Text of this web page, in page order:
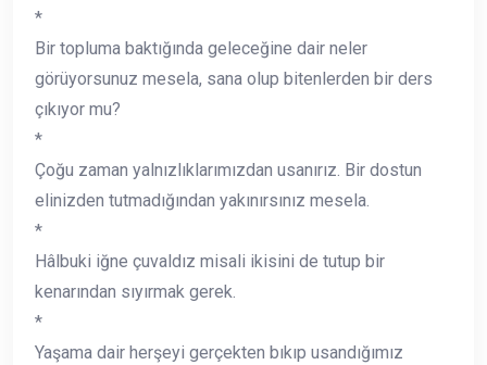
*
Bir topluma baktığında geleceğine dair neler
görüyorsunuz mesela, sana olup bitenlerden bir ders
çıkıyor mu?
*
Çoğu zaman yalnızlıklarımızdan usanırız. Bir dostun
elinizden tutmadığından yakınırsınız mesela.
*
Hâlbuki iğne çuvaldız misali ikisini de tutup bir
kenarından sıyırmak gerek.
*
Yaşama dair herşeyi gerçekten bıkıp usandığımız